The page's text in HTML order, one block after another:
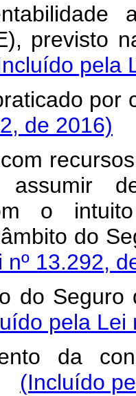
previsto
pela
praticado
de 2016)
assumir
o
âmbito
13.292,
Seguro
pela Lei
da
(Incluído